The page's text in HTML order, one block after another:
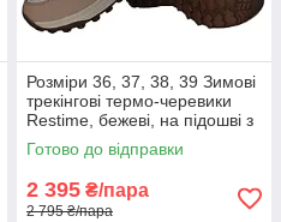
Розміри 36, 37, 38, 39 Зимові
трекінгові термо-черевики
Restime, бежеві, на підошві з
піни, легкі та зручні
Готово до відправки
2 395 ₴/пара
2 795 ₴/пара